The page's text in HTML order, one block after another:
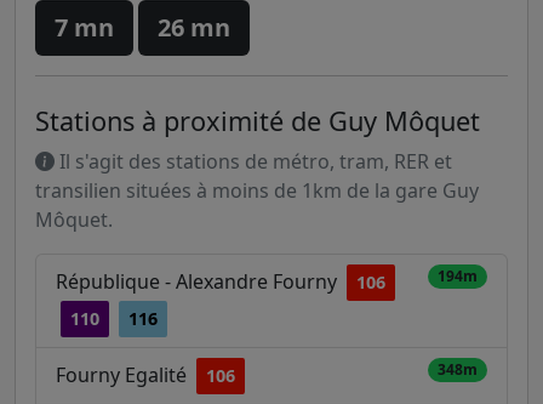
7 mn 26 mn
Stations à proximité de Guy Môquet
Il s'agit des stations de métro, tram, RER et
transilien situées à moins de 1km de la gare Guy
Môquet.
République - Alexandre Fourny
106
110
116
194m
Fourny Egalité 106 348m